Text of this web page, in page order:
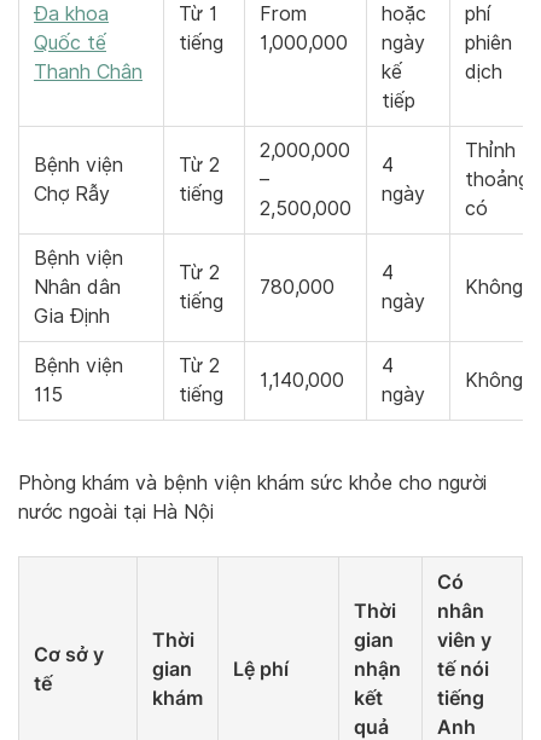
Đa khoa
Quốc tế
Thanh Chân
Từ 1
tiếng
From
1,000,000
hoặc
ngày
kế
tiếp
phí
phiên
dịch
Bệnh viện
Chợ Rẫy
Từ 2
tiếng
2,000,000
–
2,500,000
4
ngày
Thỉnh
thoảng
có
Bệnh viện
Nhân dân
Gia Định
Từ 2
tiếng
780,000
4
ngày
Không
Bệnh viện
115
Từ 2
tiếng
1,140,000
4
ngày
Không
Phòng khám và bệnh viện khám sức khỏe cho người
nước ngoài tại Hà Nội
Cơ sở y
tế
Thời
gian
khám
Lệ phí
Thời
gian
nhận
kết
quả
Có
nhân
viên y
tế nói
tiếng
Anh